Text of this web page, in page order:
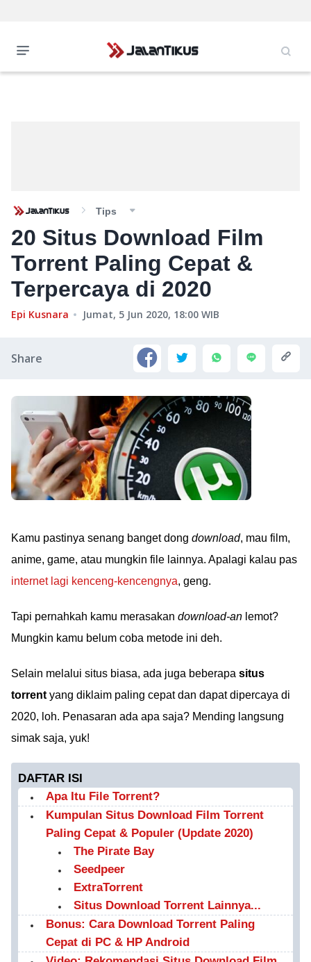
Tips
20 Situs Download Film
Torrent Paling Cepat &
Terpercaya di 2020
Epi Kusnara Jumat, 5 Jun 2020, 18:00 WIB
Share
Kamu pastinya senang banget dong download, mau film,
anime, game, atau mungkin file lainnya. Apalagi kalau pas
internet lagi kenceng-kencengnya, geng.
Tapi pernahkah kamu merasakan download-an lemot?
Mungkin kamu belum coba metode ini deh.
Selain melalui situs biasa, ada juga beberapa situs
torrent yang diklaim paling cepat dan dapat dipercaya di
2020, loh. Penasaran ada apa saja? Mending langsung
simak saja, yuk!
DAFTAR ISI
Apa Itu File Torrent?
Kumpulan Situs Download Film Torrent
Paling Cepat & Populer (Update 2020)
The Pirate Bay
Seedpeer
ExtraTorrent
Situs Download Torrent Lainnya...
Bonus: Cara Download Torrent Paling
Cepat di PC & HP Android